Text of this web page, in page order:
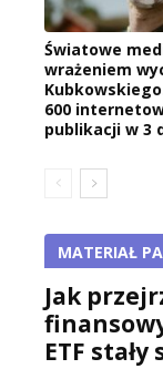
Światowe
wrażeniem
600
publikacji w 3
MATERIAŁ
Jak
ETF